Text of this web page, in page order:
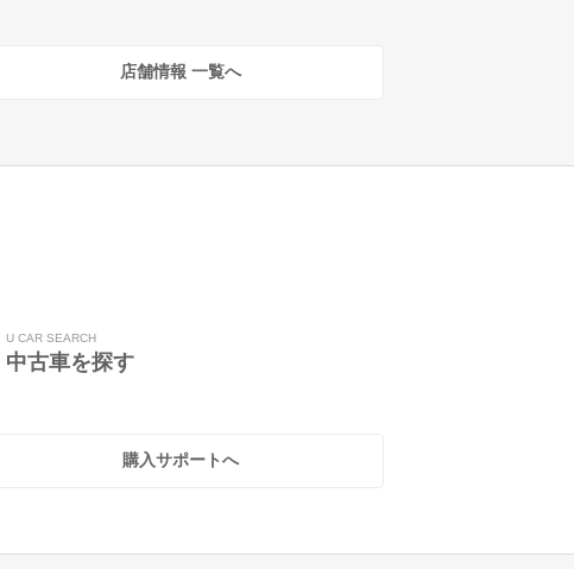
店舗情報 一覧へ
U CAR SEARCH
中古車を探す
購入サポートへ